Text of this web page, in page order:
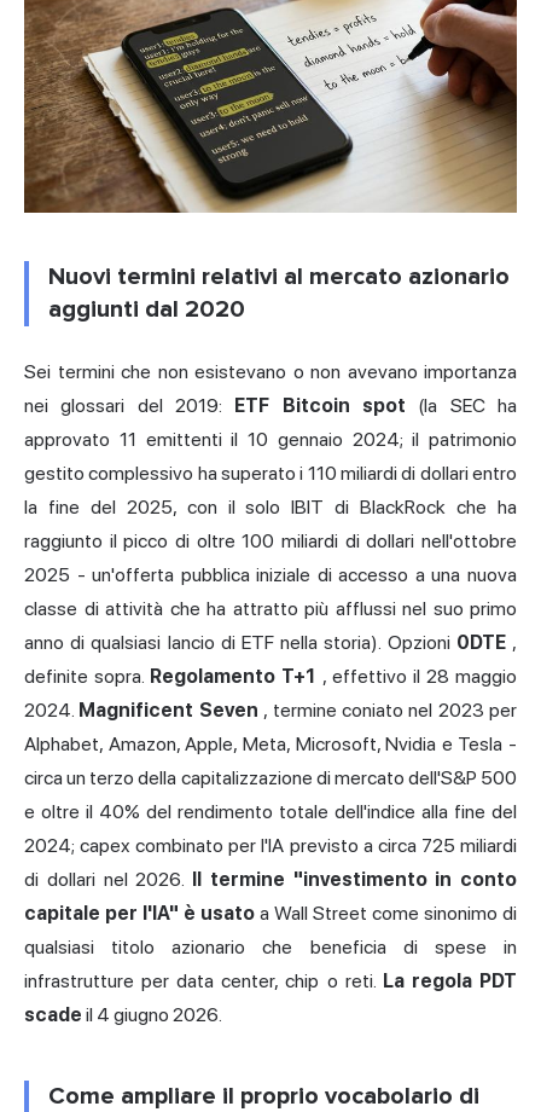
Nuovi termini relativi al mercato azionario
aggiunti dal 2020
Sei termini che non esistevano o non avevano importanza
nei glossari del 2019: ETF Bitcoin spot (la SEC ha
approvato 11 emittenti il 10 gennaio 2024; il patrimonio
gestito complessivo ha superato i 110 miliardi di dollari entro
la fine del 2025, con il solo IBIT di BlackRock che ha
raggiunto il picco di oltre 100 miliardi di dollari nell'ottobre
2025 - un'offerta pubblica iniziale di accesso a una nuova
classe di attività che ha attratto più afflussi nel suo primo
anno di qualsiasi lancio di ETF nella storia). Opzioni 0DTE,
definite sopra. Regolamento T+1 , effettivo il 28 maggio
2024. Magnificent Seven , termine coniato nel 2023 per
Alphabet, Amazon, Apple, Meta, Microsoft, Nvidia e Tesla -
circa un terzo della capitalizzazione di mercato dell'S&P 500
e oltre il 40% del rendimento totale dell'indice alla fine del
2024; capex combinato per l'IA previsto a circa 725 miliardi
di dollari nel 2026. Il termine "investimento in conto
capitale per l'IA" è usato a Wall Street come sinonimo di
qualsiasi titolo azionario che beneficia di spese in
infrastrutture per data center, chip o reti. La regola PDT
scade il 4 giugno 2026.
Come ampliare il proprio vocabolario di